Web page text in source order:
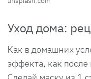
Уход дома:
Как в домашних
эффекта, как